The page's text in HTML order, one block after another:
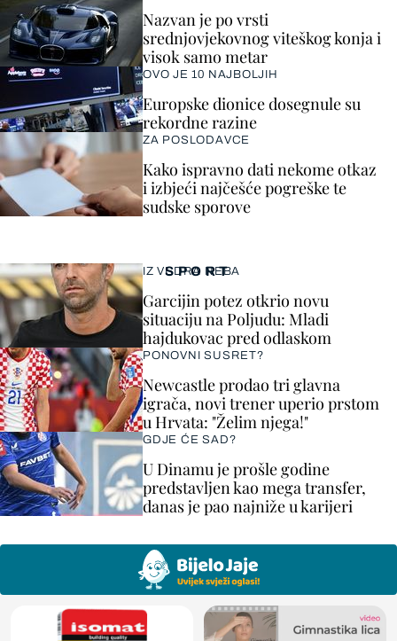
SPORT
IZ VEDRA NEBA
Garcijin potez otkrio novu
situaciju na Poljudu: Mladi
hajdukovac pred odlaskom
PONOVNI SUSRET?
Newcastle prodao tri glavna
igrača, novi trener uperio prstom
u Hrvata: "Želim njega!"
GDJE ĆE SAD?
U Dinamu je prošle godine
predstavljen kao mega transfer,
danas je pao najniže u karijeri
Nazvan je po vrsti
srednjovjekovnog viteškog konja i
visok samo metar
OVO JE 10 NAJBOLJIH
Europske dionice dosegnule su
rekordne razine
ZA POSLODAVCE
Kako ispravno dati nekome otkaz
i izbjeći najčešće pogreške te
sudske sporove